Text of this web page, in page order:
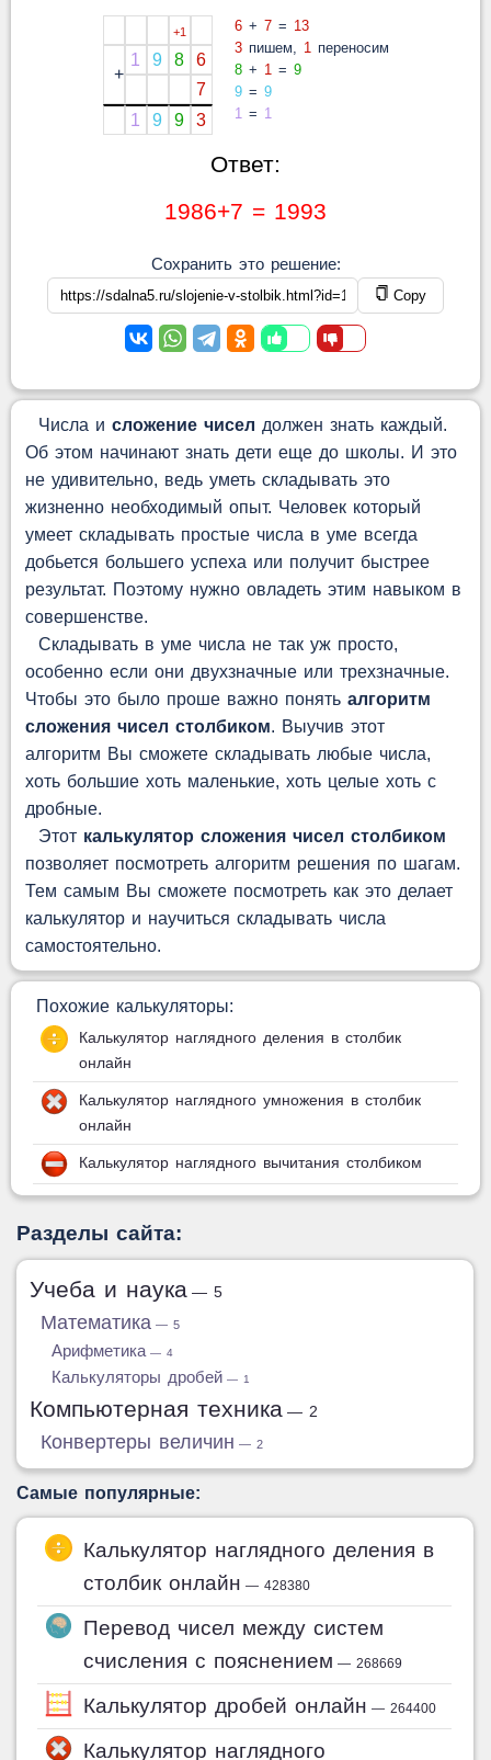
+1
+
1 9 8
6
7
1
9 9 3
6+ 7= 13
3пишем, 1переносим
8+ 1= 9
9= 9
1= 1
Ответ:
1986+7 = 1993
Сохранить это решение:
Copy
Числа и сложение чисел должен знать каждый.
Об этом начинают знать дети еще до школы. И это
не удивительно, ведь уметь складывать это
жизненно необходимый опыт. Человек который
умеет складывать простые числа в уме всегда
добьется большего успеха или получит быстрее
результат. Поэтому нужно овладеть этим навыком в
совершенстве.
Складывать в уме числа не так уж просто,
особенно если они двухзначные или трехзначные.
Чтобы это было проше важно понять алгоритм
сложения чисел столбиком. Выучив этот
алгоритм Вы сможете складывать любые числа,
хоть большие хоть маленькие, хоть целые хоть с
дробные.
Этот калькулятор сложения чисел столбиком
позволяет посмотреть алгоритм решения по шагам.
Тем самым Вы сможете посмотреть как это делает
калькулятор и научиться складывать числа
самостоятельно.
Похожие калькуляторы:
Калькулятор наглядного деления в столбик
онлайн
Калькулятор наглядного умножения в столбик
онлайн
Калькулятор наглядного вычитания столбиком
Разделы сайта:
Учеба и наука — 5
Математика — 5
Арифметика — 4
Калькуляторы дробей — 1
Компьютерная техника — 2
Конвертеры величин — 2
Самые популярные:
Калькулятор наглядного деления в
столбик онлайн — 428380
Перевод чисел между систем
счисления с пояснением — 268669
Калькулятор дробей онлайн — 264400
Калькулятор наглядного